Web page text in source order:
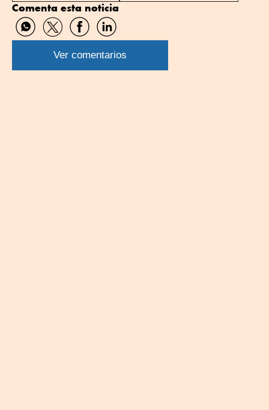
Comenta esta noticia
Compartir
por
WhatsApp
Compartir
por
Twitter
Compartir
por
Facebook
Compartir
por
Linkedin
Ver comentarios